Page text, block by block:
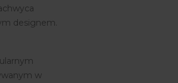
designem.
w